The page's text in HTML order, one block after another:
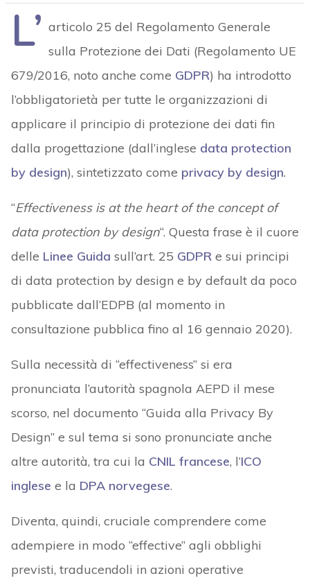
L’ articolo 25 del Regolamento Generale
sulla Protezione dei Dati (Regolamento UE
679/2016, noto anche come GDPR) ha introdotto
l’obbligatorietà per tutte le organizzazioni di
applicare il principio di protezione dei dati fin
dalla progettazione (dall’inglese data protection
by design), sintetizzato come privacy by design.
“Effectiveness is at the heart of the concept of
data protection by design“. Questa frase è il cuore
delle Linee Guida sull’art. 25 GDPRe sui principi
di data protection by design e by default da poco
pubblicate dall’EDPB (al momento in
consultazione pubblica fino al 16 gennaio 2020).
Sulla necessità di “effectiveness” si era
pronunciata l’autorità spagnola AEPD il mese
scorso, nel documento “Guida alla Privacy By
Design” e sul tema si sono pronunciate anche
altre autorità, tra cui la CNIL francese, l’ICO
inglese e la DPA norvegese.
Diventa, quindi, cruciale comprendere come
adempiere in modo “effective” agli obblighi
previsti, traducendoli in azioni operative